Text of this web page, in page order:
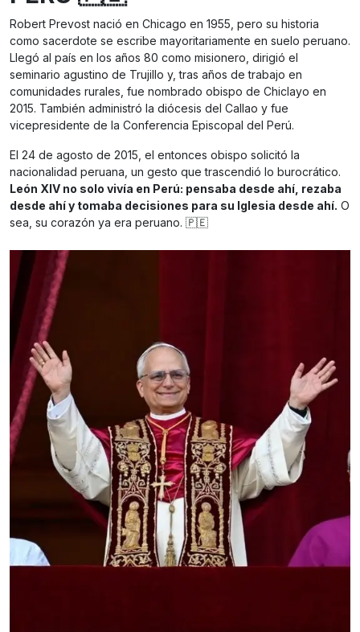
Robert Prevost nació en Chicago en 1955, pero su historia
como sacerdote se escribe mayoritariamente en suelo peruano.
Llegó al país en los años 80 como misionero, dirigió el
seminario agustino de Trujillo y, tras años de trabajo en
comunidades rurales, fue nombrado obispo de Chiclayo en
2015. También administró la diócesis del Callao y fue
vicepresidente de la Conferencia Episcopal del Perú.
El 24 de agosto de 2015, el entonces obispo solicitó la
nacionalidad peruana, un gesto que trascendió lo burocrático.
León XIV no solo vivía en Perú: pensaba desde ahí, rezaba
desde ahí y tomaba decisiones para su Iglesia desde ahí. O
sea, su corazón ya era peruano. 🇵🇪